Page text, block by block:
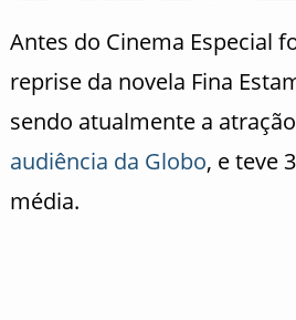
Antes do Cinema Especial
reprise da novela Fina
sendo atualmente a
audiência da Globo, e teve
média.